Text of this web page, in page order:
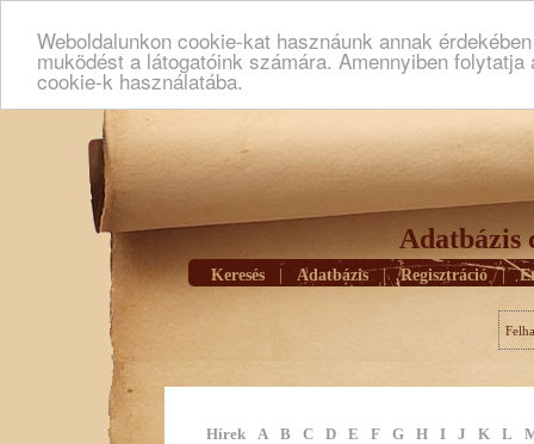
Weboldalunkon cookie-kat hasznáunk annak
muködést a látogatóink számára. Amennyiben
cookie-k használatába.
Adatbázis
Keresés Adatbázis | Regisztráció |
Hírek A B C D E F G H I J K L